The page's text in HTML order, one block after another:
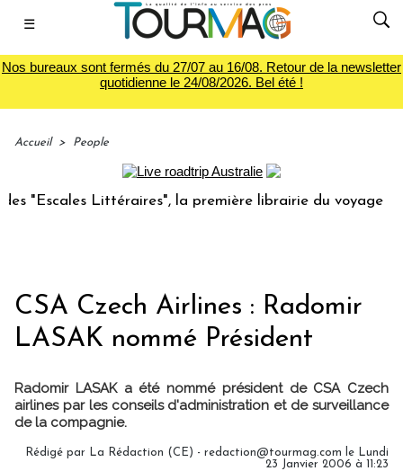
☰
Nos bureaux sont fermés du 27/07 au 16/08. Retour de la newsletter
quotidienne le 24/08/2026. Bel été !
Accueil > People
"Escales Littéraires", la première librairie du voyage
CSA Czech Airlines : Radomir
LASAK nommé Président
Radomir LASAK a été nommé président de CSA Czech
airlines par les conseils d'administration et de surveillance
de la compagnie.
Rédigé par La Rédaction (CE) - redaction@tourmag.com le Lundi
23 Janvier 2006 à 11:23